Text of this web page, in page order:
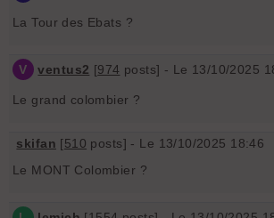
La Tour des Ebats ?
V ventus2 [974 posts] - Le 13/10/2025
Le grand colombier ?
skifan [510 posts] - Le 13/10/2025 18:46
Le MONT Colombier ?